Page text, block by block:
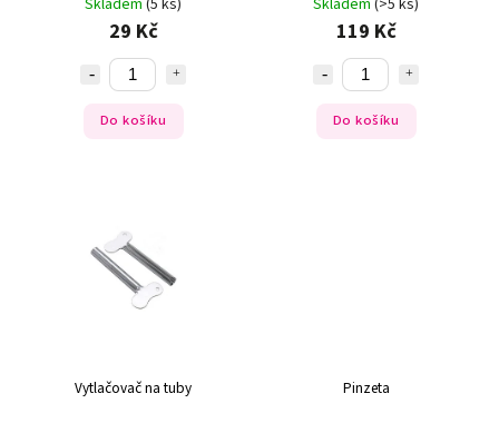
29 Kč
Do košíku
119 Kč
Do košíku
Vytlačovač na tuby Pinzeta